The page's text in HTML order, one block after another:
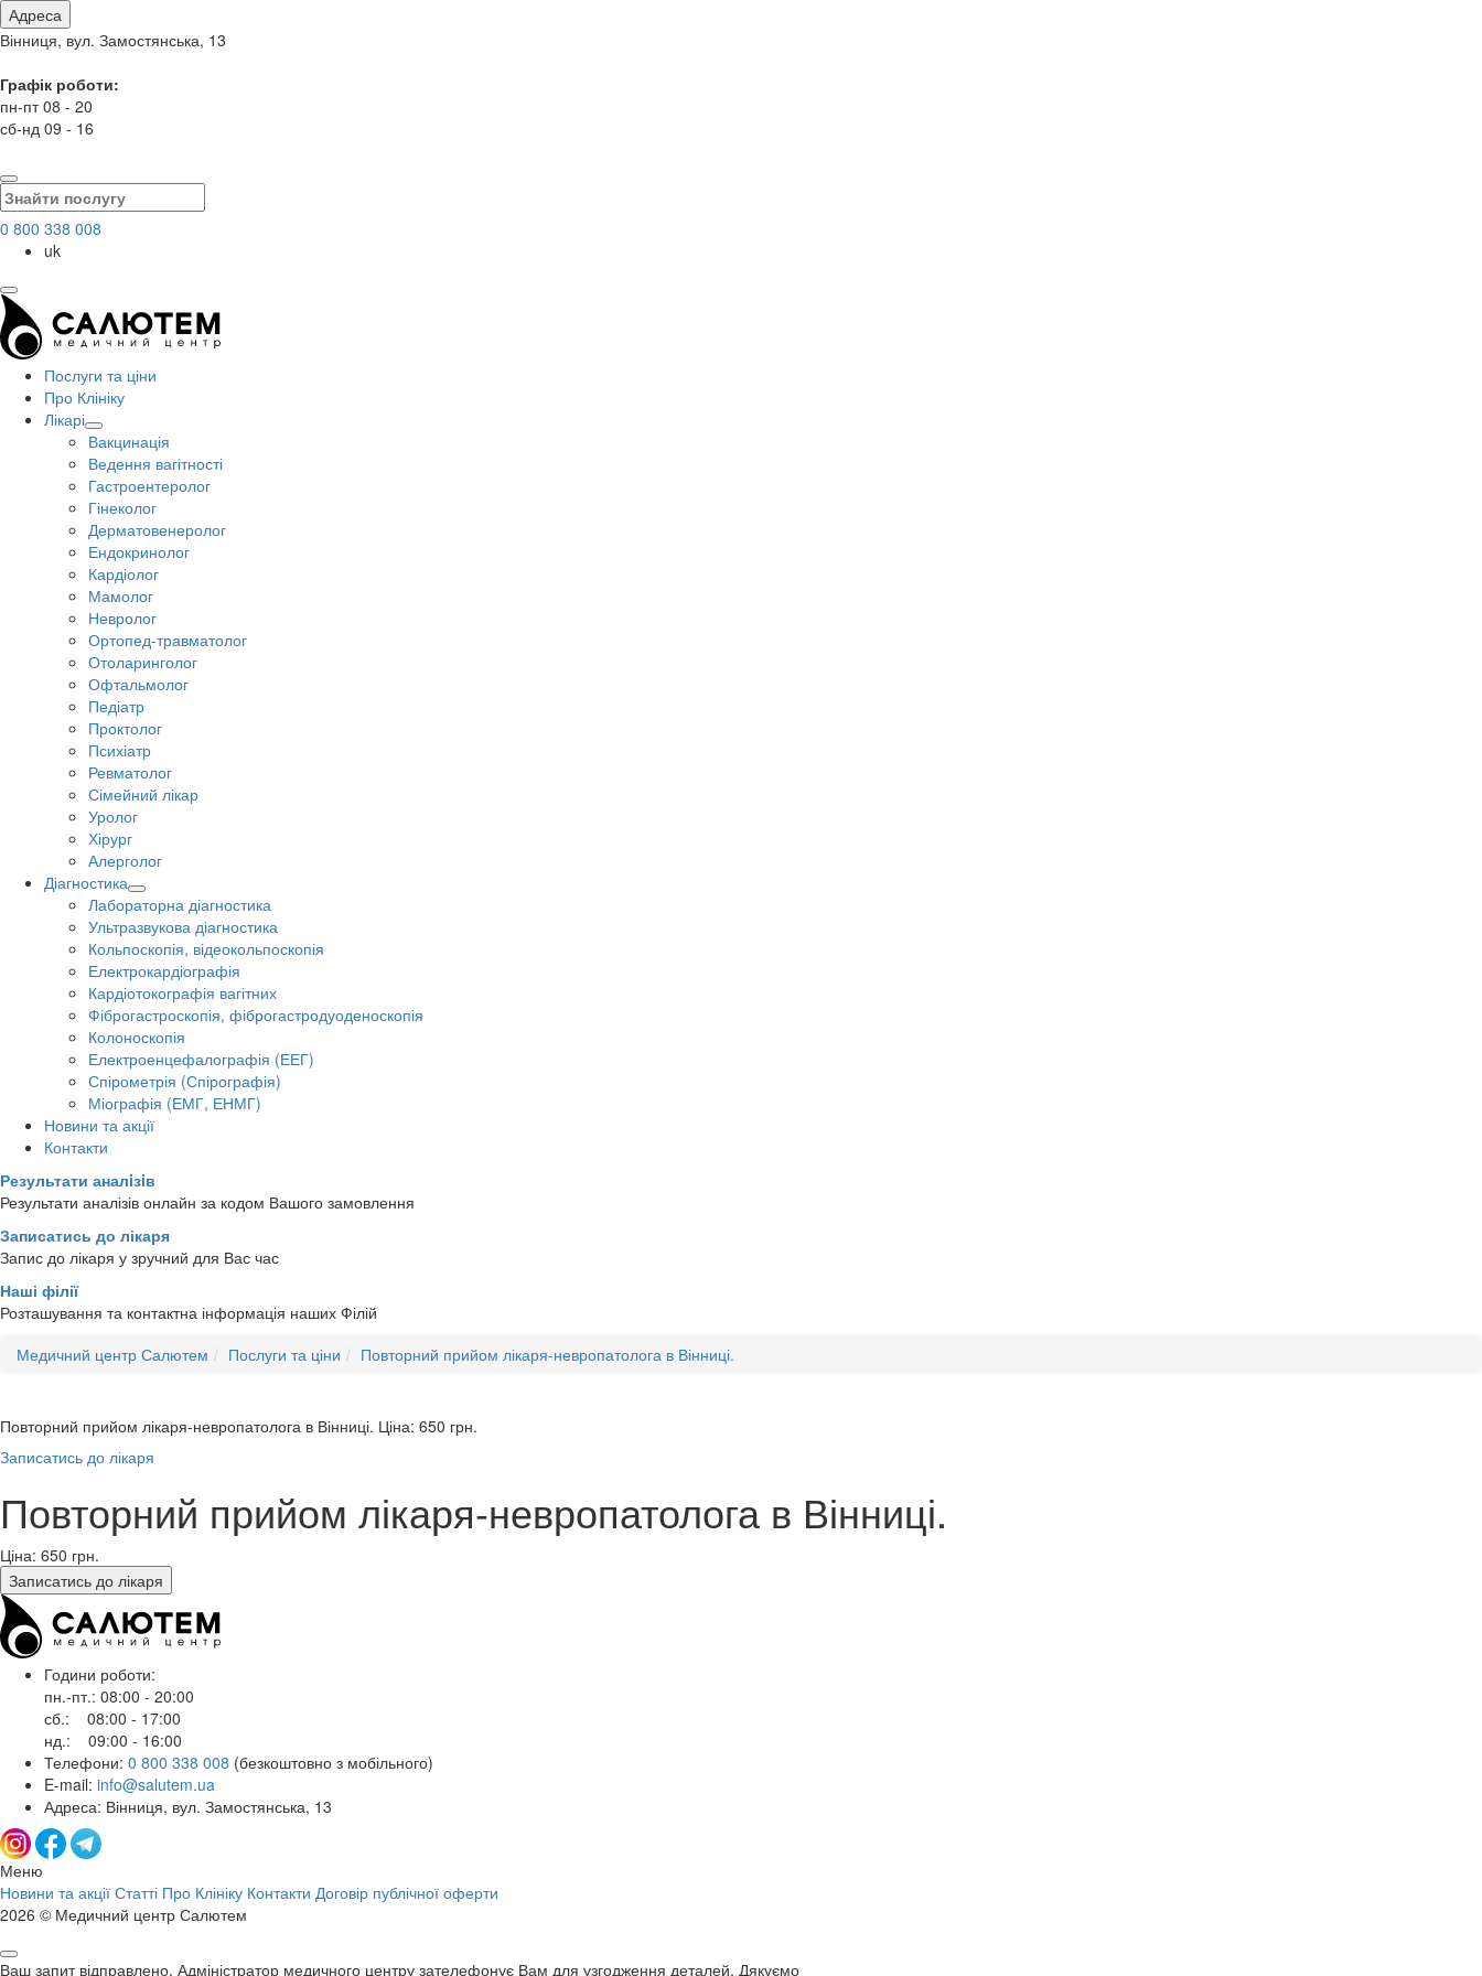
Адреса
Вінниця, вул. Замостянська, 13
Графік роботи:
пн-пт 08 - 20
сб-нд 09 - 16
0 800 338 008
uk
Послуги та ціни
Про Клініку
Лікарі
Вакцинація
Ведення вагітності
Гастроентеролог
Гінеколог
Дерматовенеролог
Ендокринолог
Кардіолог
Мамолог
Невролог
Ортопед-травматолог
Отоларинголог
Офтальмолог
Педіатр
Проктолог
Психіатр
Ревматолог
Сімейний лікар
Уролог
Хірург
Алерголог
Діагностика
Лабораторна діагностика
Ультразвукова діагностика
Кольпоскопія, відеокольпоскопія
Електрокардіографія
Кардіотокографія вагітних
Фіброгастроскопія, фіброгастродуоденоскопія
Колоноскопія
Електроенцефалографія (ЕЕГ)
Спірометрія (Спірографія)
Міографія (ЕМГ, ЕНМГ)
Новини та акції
Контакти
Результати аналiзiв
Результати аналізів онлайн за кодом Вашого замовлення
Записатись до лікаря
Запис до лікаря у зручний для Вас час
Наші філії
Розташування та контактна інформація наших Філій
Медичний центр Салютем
Послуги та ціни Повторний прийом лікаря-невропатолога в Вінниці.
Повторний прийом лікаря-невропатолога в Вінниці. Ціна: 650 грн.
Записатись до лікаря
Повторний прийом лікаря-невропатолога в Вінниці.
Ціна: 650 грн.
Записатись до лікаря
Години роботи:
пн.-пт.: 08:00 - 20:00
сб.: 08:00 - 17:00
нд.: 09:00 - 16:00
Телефони: 0 800 338 008 (безкоштовно з мобільного)
E-mail: info@salutem.ua
Адреса: Вінниця, вул. Замостянська, 13
Меню
Новини та акції Статті Про Клініку Контакти Договір публічної оферти
2026 © Медичний центр Салютем
Ваш запит відправлено. Адміністратор медичного центру зателефонує Вам для узгодження деталей. Дякуємо